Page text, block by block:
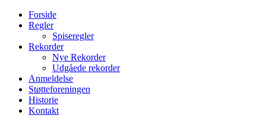
Forside
Regler
Spiseregler
Rekorder
Nye Rekorder
Udgåede rekorder
Anmeldelse
Støtteforeningen
Historie
Kontakt